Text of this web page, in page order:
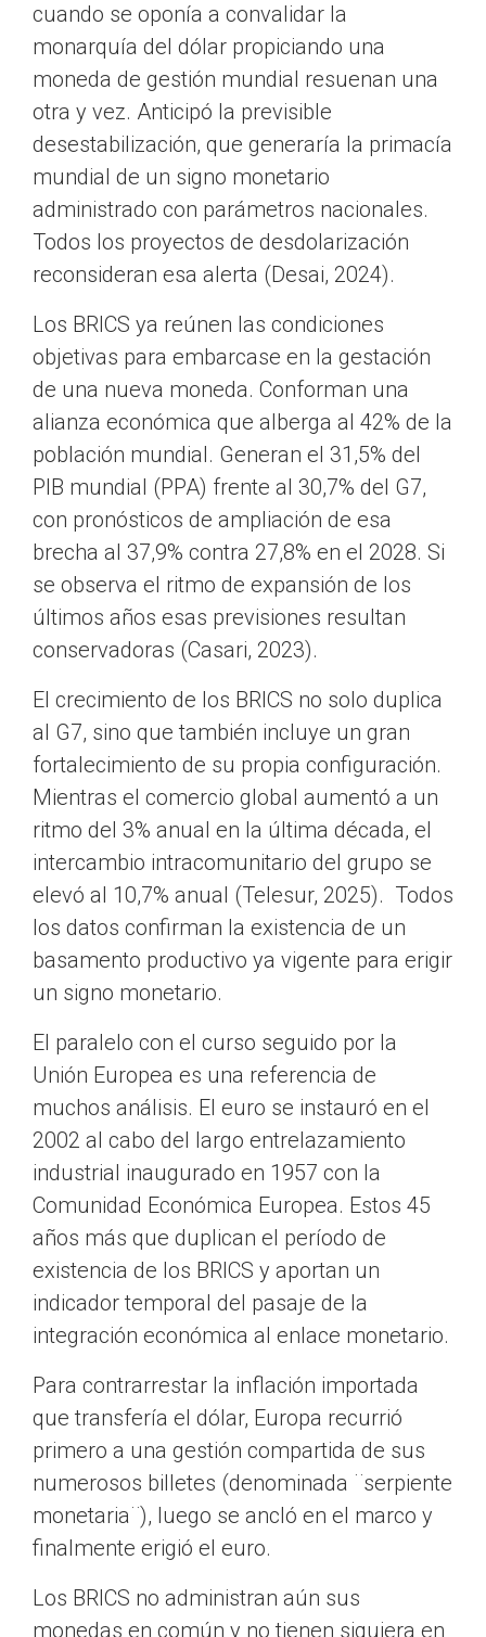
cuando se oponía a convalidar la
monarquía del dólar propiciando una
moneda de gestión mundial resuenan una
otra y vez. Anticipó la previsible
desestabilización, que generaría la primacía
mundial de un signo monetario
administrado con parámetros nacionales.
Todos los proyectos de desdolarización
reconsideran esa alerta (Desai, 2024).
Los BRICS ya reúnen las condiciones
objetivas para embarcase en la gestación
de una nueva moneda. Conforman una
alianza económica que alberga al 42% de la
población mundial. Generan el 31,5% del
PIB mundial (PPA) frente al 30,7% del G7,
con pronósticos de ampliación de esa
brecha al 37,9% contra 27,8% en el 2028. Si
se observa el ritmo de expansión de los
últimos años esas previsiones resultan
conservadoras (Casari, 2023).
El crecimiento de los BRICS no solo duplica
al G7, sino que también incluye un gran
fortalecimiento de su propia configuración.
Mientras el comercio global aumentó a un
ritmo del 3% anual en la última década, el
intercambio intracomunitario del grupo se
elevó al 10,7% anual (Telesur, 2025). Todos
los datos confirman la existencia de un
basamento productivo ya vigente para erigir
un signo monetario.
El paralelo con el curso seguido por la
Unión Europea es una referencia de
muchos análisis. El euro se instauró en el
2002 al cabo del largo entrelazamiento
industrial inaugurado en 1957 con la
Comunidad Económica Europea. Estos 45
años más que duplican el período de
existencia de los BRICS y aportan un
indicador temporal del pasaje de la
integración económica al enlace monetario.
Para contrarrestar la inflación importada
que transfería el dólar, Europa recurrió
primero a una gestión compartida de sus
numerosos billetes (denominada ¨serpiente
monetaria¨), luego se ancló en el marco y
finalmente erigió el euro.
Los BRICS no administran aún sus
monedas en común y no tienen siquiera en